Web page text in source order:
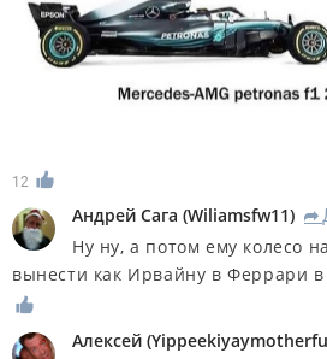
12
Андрей Сага (Wiliamsfw11) R
Ну ну, а потом ему колесо
вынести как Ирвайну в Феррари в
Алексей (